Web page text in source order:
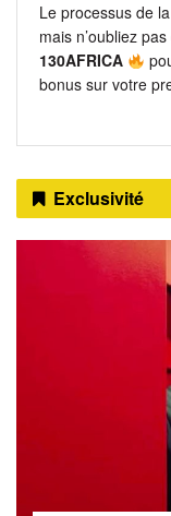
Le processus de la
mais n’oubliez
130AFRICA
bonus sur votre
Exclusivité